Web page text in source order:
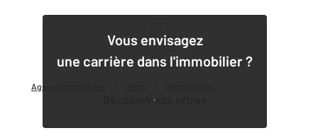
Agence immobilière
Vous envisagez
une carrière dans l'immobilier ?
Découvrir nos offres